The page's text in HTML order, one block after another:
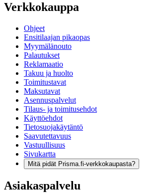
Verkkokauppa
Ohjeet
Ensitilaajan pikaopas
Myymälänouto
Palautukset
Reklamaatio
Takuu ja huolto
Toimitustavat
Maksutavat
Asennuspalvelut
Tilaus- ja toimitusehdot
Käyttöehdot
Tietosuojakäytäntö
Saavutettavuus
Vastuullisuus
Sivukartta
Mitä pidät Prisma.fi-verkkokaupasta?
Asiakaspalvelu